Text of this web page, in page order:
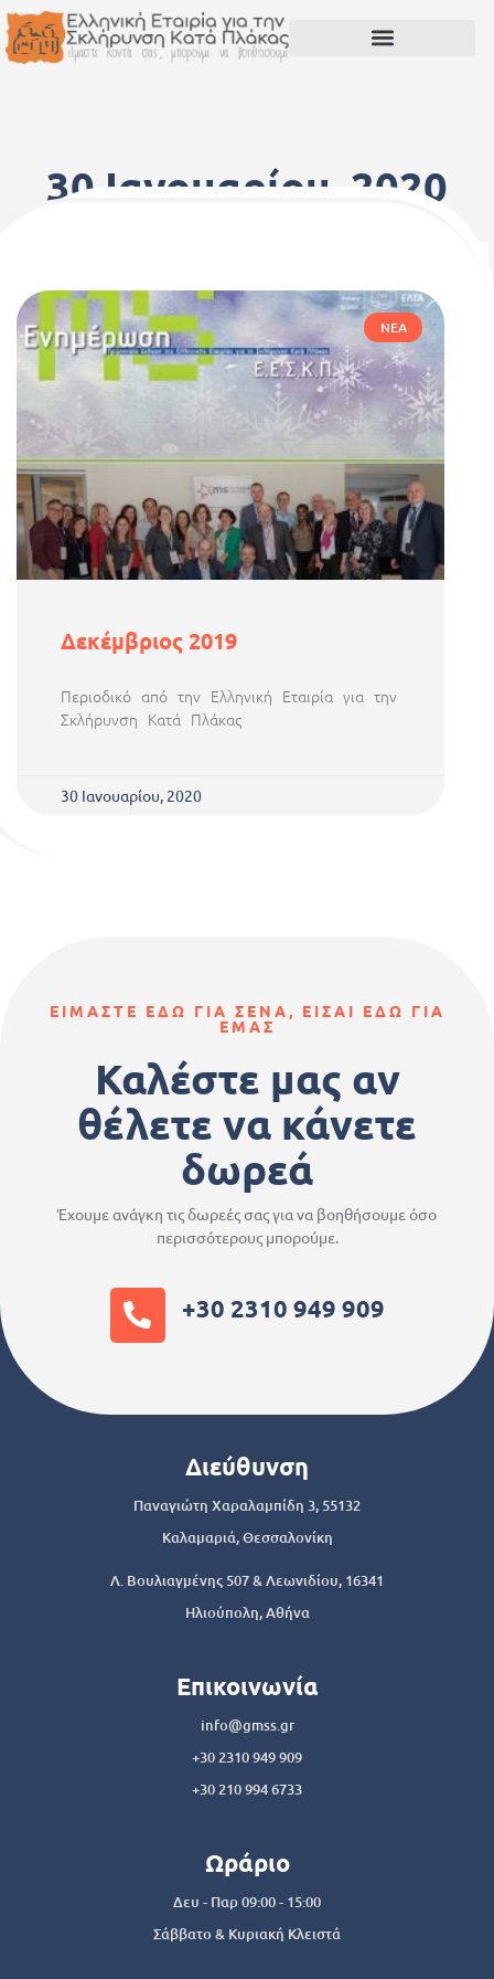
30 Ιανουαρίου, 2020
ΝΈΑ
Δεκέμβριος 2019
Περιοδικό από την Ελληνική Εταιρία για την
Σκλήρυνση Κατά Πλάκας
30 Ιανουαρίου, 2020
ΕΙΜΑΣΤΕ ΕΔΩ ΓΙΑ ΣΕΝΑ, ΕΙΣΑΙ ΕΔΩ ΓΙΑ
ΕΜΑΣ
Καλέστε μας αν
θέλετε να κάνετε
δωρεά
Έχουμε ανάγκη τις δωρεές σας για να βοηθήσουμε όσο
περισσότερους μπορούμε.
+30 2310 949 909
Διεύθυνση
Παναγιώτη Χαραλαμπίδη 3, 55132
Καλαμαριά, Θεσσαλονίκη
Λ. Βουλιαγμένης 507 & Λεωνιδίου, 16341
Ηλιούπολη, Αθήνα
Επικοινωνία
info@gmss.gr
+30 2310 949 909
+30 210 994 6733
Ωράριο
Δευ - Παρ 09:00 - 15:00
Σάββατο & Κυριακή Κλειστά